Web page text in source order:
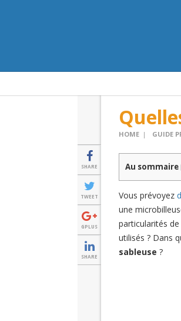
SHARE
TWEET
GPLUS
SHARE
HOME | GUIDE
Au sommaire
Vous prévoyez
une
particularités
utilisés ? Dans
sableuse ?